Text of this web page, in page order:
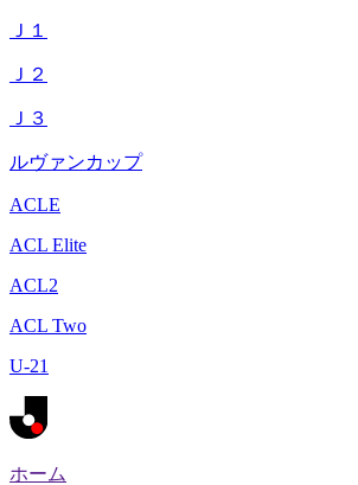
Ｊ１
Ｊ２
Ｊ３
ルヴァンカップ
ACLE
ACL Elite
ACL2
ACL Two
U-21
ホーム